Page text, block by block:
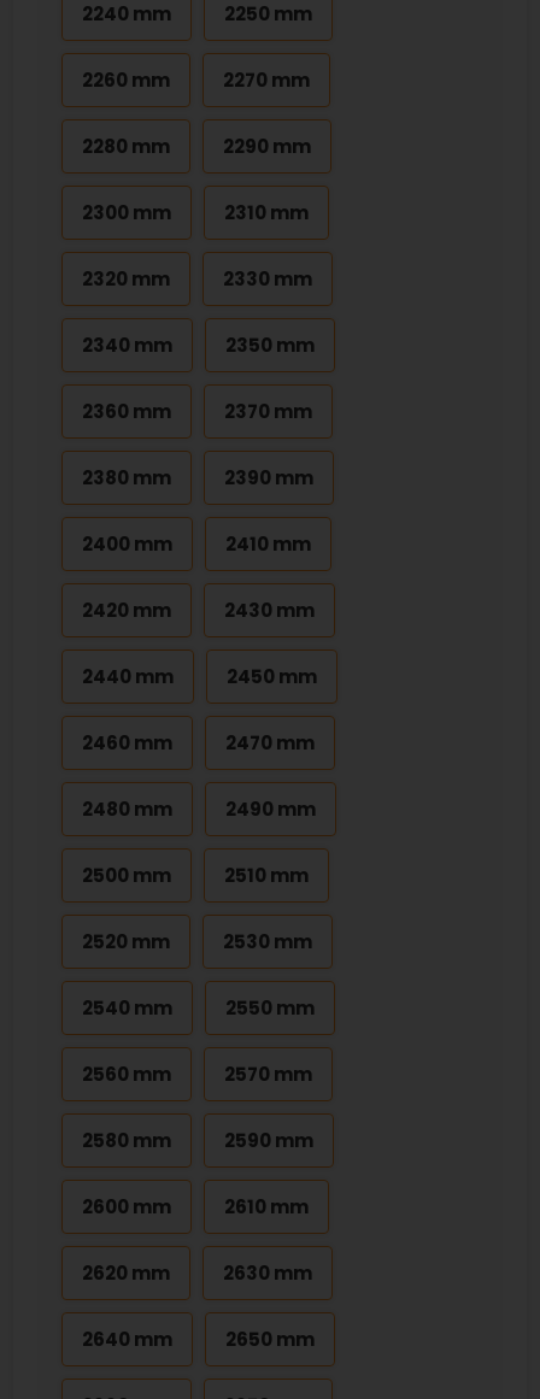
2240 mm 2250 mm
2260 mm 2270 mm
2280 mm 2290 mm
2300 mm 2310 mm
2320 mm 2330 mm
2340 mm 2350 mm
2360 mm 2370 mm
2380 mm 2390 mm
2400 mm 2410 mm
2420 mm 2430 mm
2440 mm 2450 mm
2460 mm 2470 mm
2480 mm 2490 mm
2500 mm 2510 mm
2520 mm 2530 mm
2540 mm 2550 mm
2560 mm 2570 mm
2580 mm 2590 mm
2600 mm 2610 mm
2620 mm 2630 mm
2640 mm 2650 mm